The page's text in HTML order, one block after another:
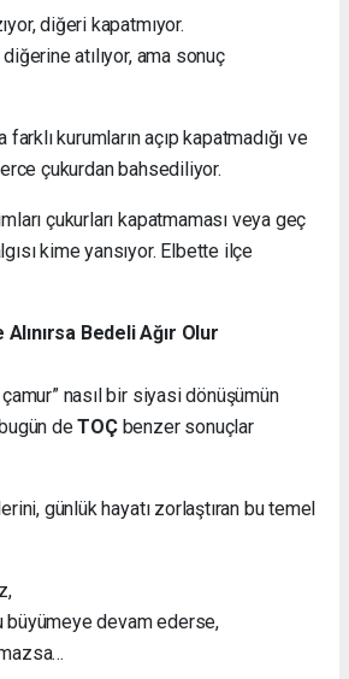
diğeri kapatmıyor.
atılıyor, ama sonuç
farklı kurumların açıp kapatmadığı ve
çukurdan bahsediliyor.
çukurları kapatmaması veya geç
kime yansıyor. Elbette ilçe
Bedeli Ağır Olur
çamur” nasıl bir siyasi dönüşümün
deTOÇbenzer sonuçlar
günlük hayatı zorlaştıran bu temel
büyümeye devam ederse,